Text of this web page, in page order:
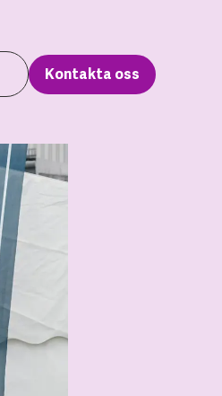
Kontakta oss